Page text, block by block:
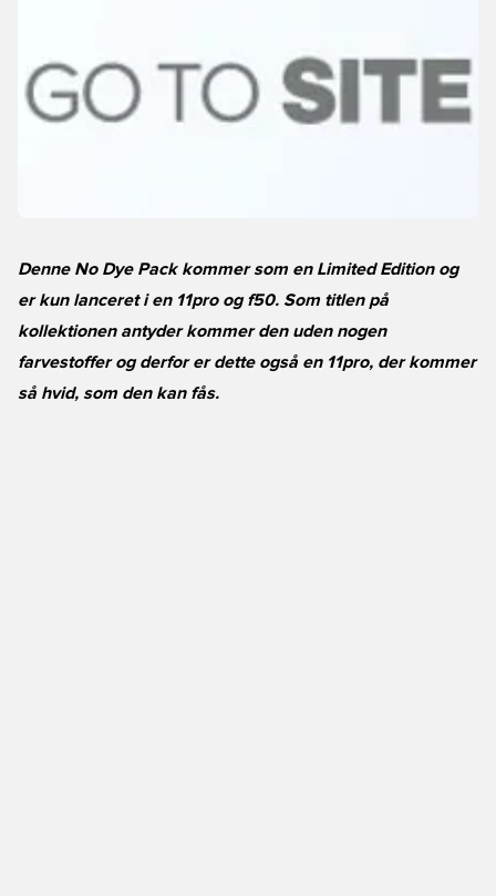
Denne No Dye Pack kommer som en Limited Edition og
er kun lanceret i en 11pro og f50. Som titlen på
kollektionen antyder kommer den uden nogen
farvestoffer og derfor er dette også en 11pro, der kommer
så hvid, som den kan fås.